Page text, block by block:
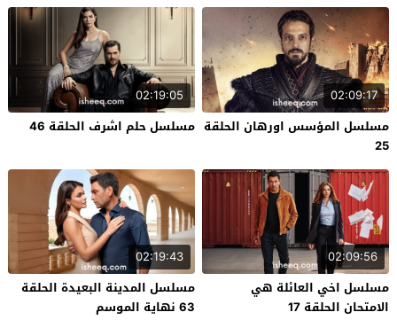
02:09:17
مسلسل المؤسس اورهان الحلقة
25
02:19:05
مسلسل حلم اشرف الحلقة 46
02:09:56
مسلسل اخي العائلة هي
الامتحان الحلقة 17
02:19:43
مسلسل المدينة البعيدة الحلقة
63 نهاية الموسم